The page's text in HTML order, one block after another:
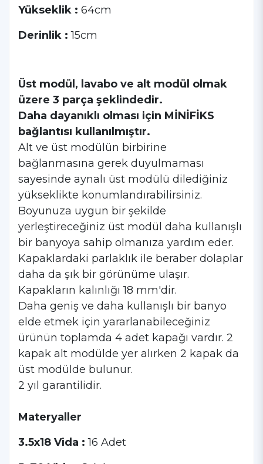
Yükseklik : 64cm
Derinlik :15cm
Üst modül, lavabo ve alt modül olmak
üzere 3 parça şeklindedir.
Daha dayanıklı olması için MİNİFİKS
bağlantısı kullanılmıştır.
Alt ve üst modülün birbirine
bağlanmasına gerek duyulmaması
sayesinde aynalı üst modülü dilediğiniz
yükseklikte konumlandırabilirsiniz.
Boyunuza uygun bir şekilde
yerleştireceğiniz üst modül daha kullanışlı
bir banyoya sahip olmanıza yardım eder.
Kapaklardaki parlaklık ile beraber dolaplar
daha da şık bir görünüme ulaşır.
Kapakların kalınlığı 18 mm'dir.
Daha geniş ve daha kullanışlı bir banyo
elde etmek için yararlanabileceğiniz
ürünün toplamda 4 adet kapağı vardır. 2
kapak alt modülde yer alırken 2 kapak da
üst modülde bulunur.
2 yıl garantilidir.
Materyaller
3.5x18 Vida :16 Adet